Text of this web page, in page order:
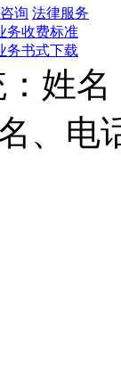
询 法律服务
务收费标准
务书式下载
姓名
、电